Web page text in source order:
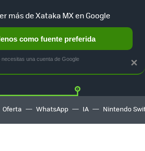
Twitter
Oferta WhatsApp IA Nintendo
×
más de Xataka MX en Google
como fuente preferida
necesitas una cuenta de Google